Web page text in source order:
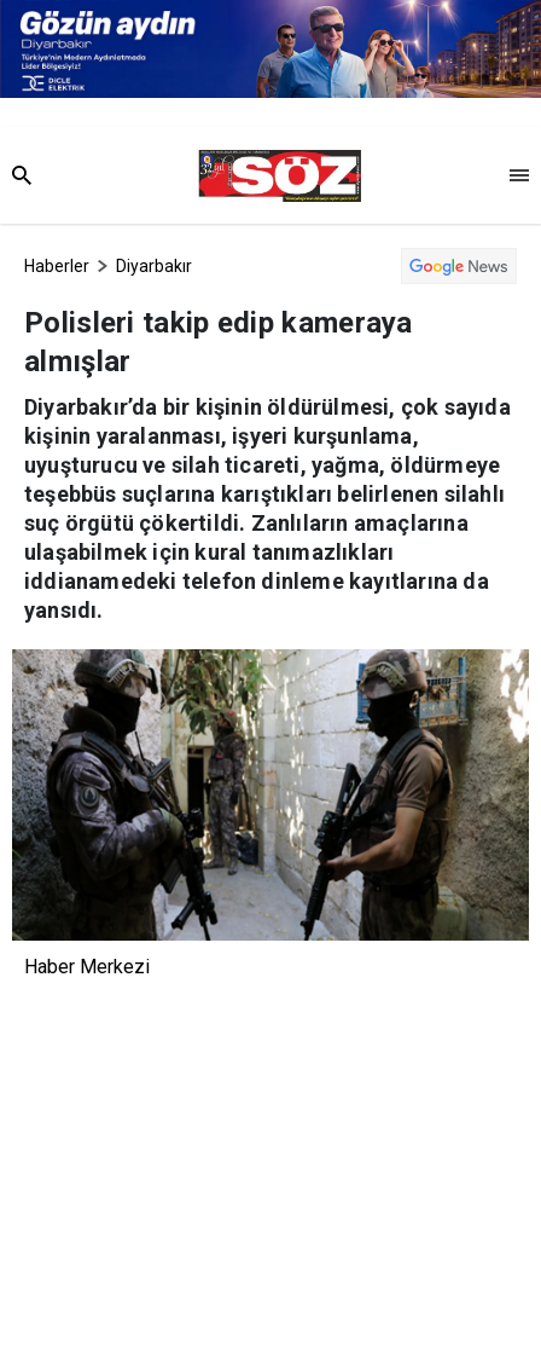
Haberler Diyarbakır
Polisleri takip edip kameraya
almışlar
Diyarbakır’da bir kişinin öldürülmesi, çok sayıda
kişinin yaralanması, işyeri kurşunlama,
uyuşturucu ve silah ticareti, yağma, öldürmeye
teşebbüs suçlarına karıştıkları belirlenen silahlı
suç örgütü çökertildi. Zanlıların amaçlarına
ulaşabilmek için kural tanımazlıkları
iddianamedeki telefon dinleme kayıtlarına da
yansıdı.
Haber Merkezi